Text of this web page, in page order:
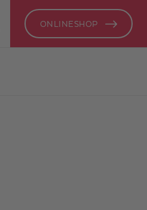
ONLINESHOP